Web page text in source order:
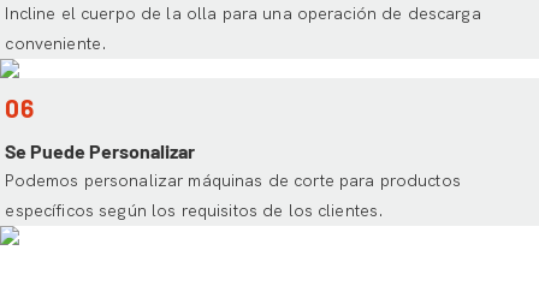
Incline el cuerpo de la olla para una operación de descarga
conveniente.
06
Se Puede Personalizar
Podemos personalizar máquinas de corte para productos
específicos según los requisitos de los clientes.